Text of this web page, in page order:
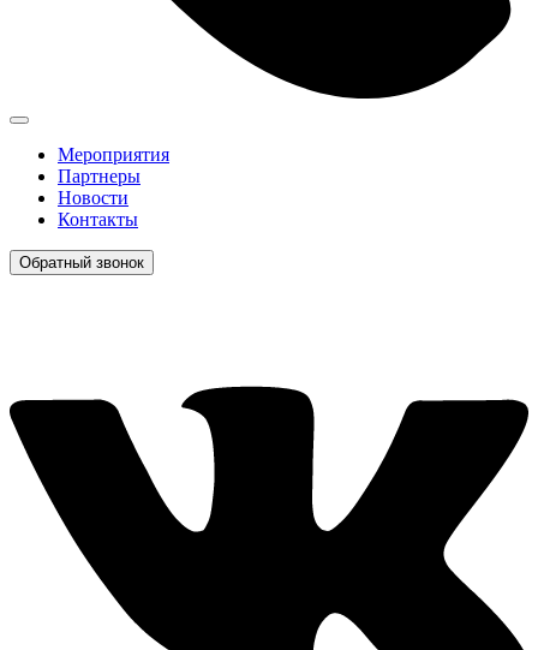
Мероприятия
Партнеры
Новости
Контакты
Обратный звонок